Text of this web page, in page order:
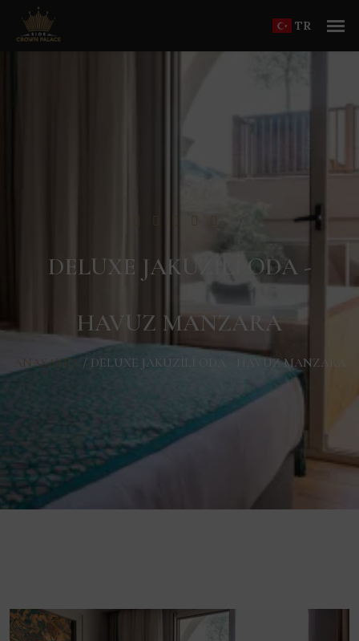
TR
DELUXE JAKUZILI ODA -
HAVUZ MANZARA
ANASAYFA / DELUXE JAKUZILI ODA - HAVUZ MANZARA